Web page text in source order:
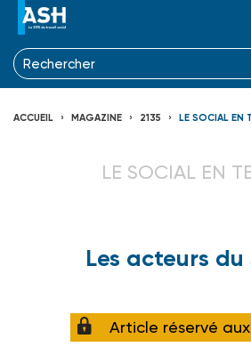
ACCUEIL MAGAZINE 2135 LE SOCIAL EN
LE SOCIAL EN
Les acteurs
Article réservé